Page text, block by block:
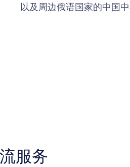
以及周边俄语国家的中国
服务